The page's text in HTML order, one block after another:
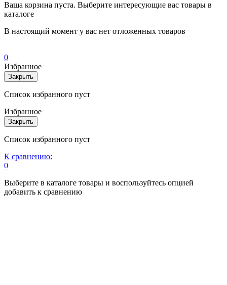
Ваша корзина пуста. Выберите интересующие вас товары в
каталоге
В настоящий момент у вас нет отложенных товаров
0
Избранное
Закрыть
Список избранного пуст
Избранное
Закрыть
Список избранного пуст
К сравнению:
0
Выберите в каталоге товары и воспользуйтесь опцией
добавить к сравнению